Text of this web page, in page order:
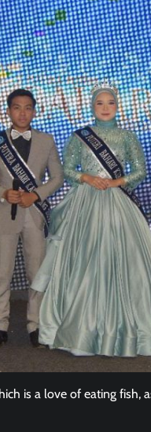
is a love of eating fish,